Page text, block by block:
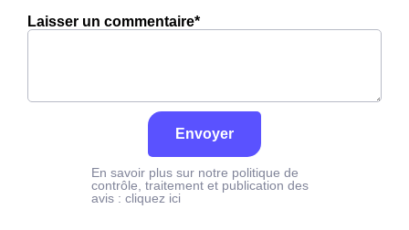
Laisser un commentaire*
Envoyer
En savoir plus sur notre politique de
contrôle, traitement et publication des
avis : cliquez ici